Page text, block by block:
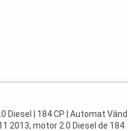
Diesel | 184 CP | Automat Vând
2013, motor 2.0 Diesel de 184